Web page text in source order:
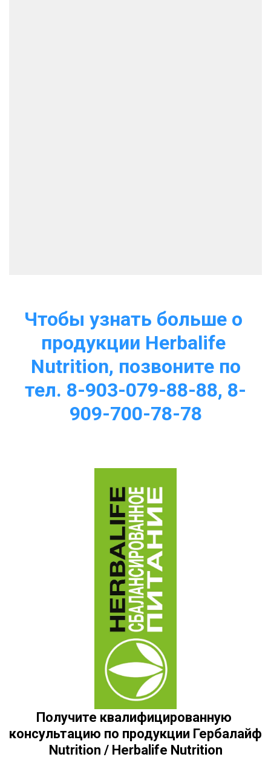
Чтобы узнать больше о
продукции Herbalife
Nutrition, позвоните по
тел. 8-903-079-88-88, 8-
909-700-78-78
Получите квалифицированную
консультацию по продукции Гербалайф
Nutrition / Herbalife Nutrition